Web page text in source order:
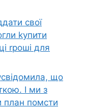
свої
kупити
rроші для
що
І ми з
план помсти